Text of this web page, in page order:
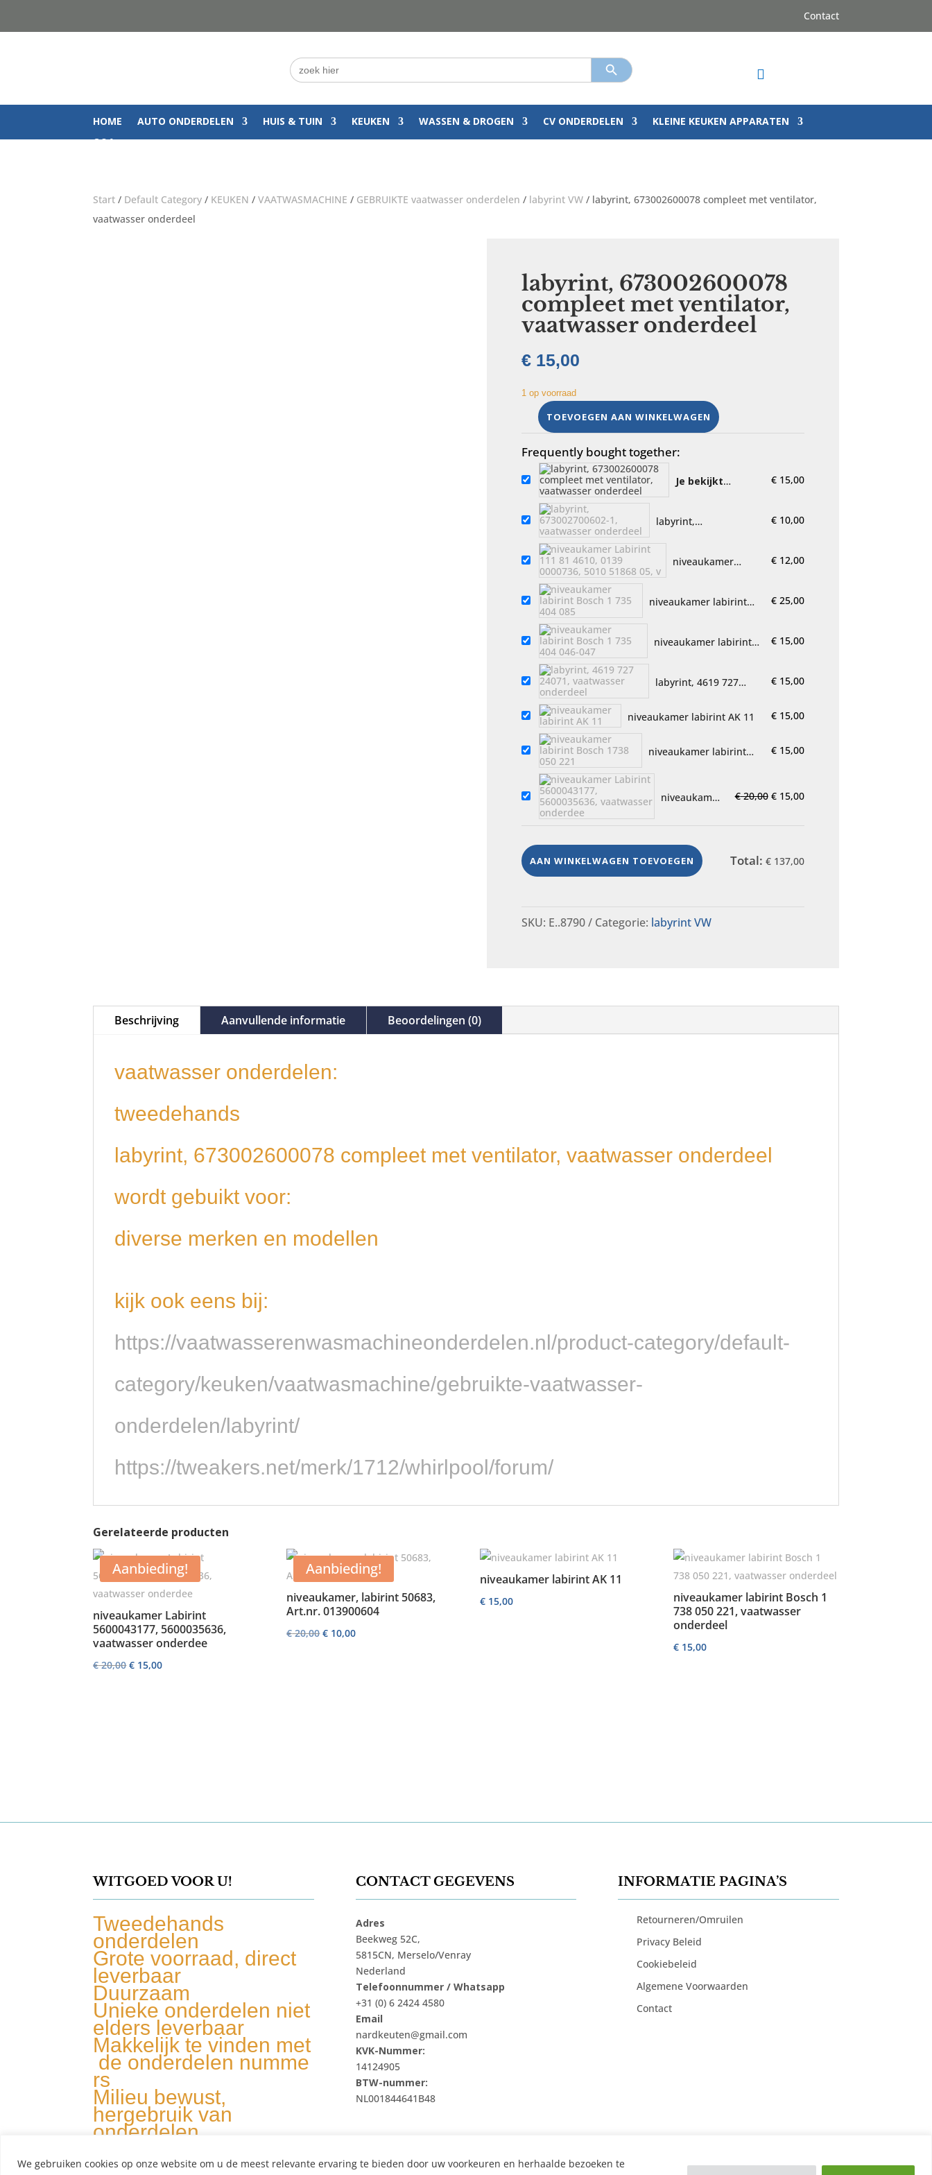
We gebruiken cookies op onze website om u de meest relevante ervaring te bieden door uw voorkeuren en herhaalde bezoeken te
Contact
Zoek
naar:
Zoekknop

HOME AUTO ONDERDELEN HUIS & TUIN KEUKEN WASSEN & DROGEN CV ONDERDELEN
KLEINE KEUKEN APPARATEN
Q&A
Start / Default Category / KEUKEN /VAATWASMACHINE / GEBRUIKTE vaatwasser onderdelen / labyrint VW / labyrint, 673002600078 compleet met ventilator,
vaatwasser onderdeel
labyrint, 673002600078
compleet met ventilator,
vaatwasser onderdeel
€15,00
1 op voorraad
labyrint,
compleet
ventilator,
vaatwasser
onderdeel
aantal
TOEVOEGEN AAN WINKELWAGEN
Frequently bought together:
Je bekijkt
compleet met
onderdeel
€15,00
labyrint,
€10,00
niveaukamer
0000736, 5010
€12,00
niveaukamer labirint
€25,00
niveaukamer labirint
€15,00
labyrint, 4619 727
onderdeel
€15,00
niveaukamer labirint AK 11 €15,00
niveaukamer labirint
€15,00
niveaukamer
5600043177,
vaatwasser
onderdee
€20,00 Oorspronkelijke
was:
€15,00Huidige
is:
AAN WINKELWAGEN TOEVOEGEN Total: €137,00
SKU: E..8790 Categorie: labyrint VW
Beschrijving Aanvullende informatie Beoordelingen (0)
vaatwasser onderdelen:
tweedehands
labyrint, 673002600078 compleet met ventilator, vaatwasser onderdeel
wordt gebuikt voor:
diverse merken en modellen
kijk ook eens bij:
https://vaatwasserenwasmachineonderdelen.nl/product-category/default-
category/keuken/vaatwasmachine/gebruikte-vaatwasser-
onderdelen/labyrint/
https://tweakers.net/merk/1712/whirlpool/forum/
Gerelateerde producten
Aanbieding!
niveaukamer Labirint
5600043177, 5600035636,
vaatwasser onderdee
€20,00Oorspronkelijke
€ 15,00Huidige
Aanbieding!
niveaukamer, labirint 50683,
Art.nr. 013900604
€20,00Oorspronkelijke
€ 10,00Huidige
niveaukamer labirint AK 11
€ 15,00
niveaukamer labirint Bosch 1
738 050 221, vaatwasser
onderdeel
€ 15,00
WITGOED VOOR U!
Tweedehands
onderdelen
Grote voorraad, direct
leverbaar
Duurzaam
Unieke onderdelen niet
elders leverbaar
Makkelijk te vinden met
de onderdelen numme
rs
Milieu bewust,
hergebruik van
onderdelen
CONTACT GEGEVENS
Adres
Beekweg 52C,
5815CN, Merselo/Venray
Nederland
Telefoonnummer / Whatsapp
+31 (0) 6 2424 4580
Email
nardkeuten@gmail.com
KVK-Nummer:
14124905
BTW-nummer:
NL001844641B48
INFORMATIE PAGINA’S
Retourneren/Omruilen
Privacy Beleid
Cookiebeleid
Algemene Voorwaarden
Contact